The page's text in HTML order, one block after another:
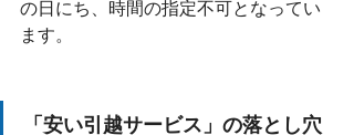
の日にち、時間の指定不可となってい
ます。
「安い引越サービス」の落とし穴